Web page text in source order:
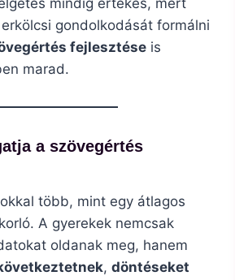
mindig értékes, mert
gondolkodását formálni
fejlesztése is
marad.
a szövegértés
több, mint egy átlagos
A gyerekek nemcsak
oldanak meg, hanem
, döntéseket